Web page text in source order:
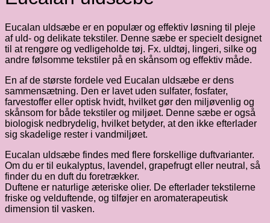
Eucalan uldsæbe er en populær og effektiv løsning til pleje
af uld- og delikate tekstiler. Denne sæbe er specielt designet
til at rengøre og vedligeholde tøj. Fx. uldtøj, lingeri, silke og
andre følsomme tekstiler på en skånsom og effektiv måde.
En af de største fordele ved Eucalan uldsæbe er dens
sammensætning. Den er lavet uden sulfater, fosfater,
farvestoffer eller optisk hvidt, hvilket gør den miljøvenlig og
skånsom for både tekstiler og miljøet. Denne sæbe er også
biologisk nedbrydelig, hvilket betyder, at den ikke efterlader
sig skadelige rester i vandmiljøet.
Eucalan uldsæbe findes med flere forskellige duftvarianter.
Om du er til eukalyptus, lavendel, grapefrugt eller neutral, så
finder du en duft du foretrækker.
Duftene er naturlige æteriske olier. De efterlader tekstilerne
friske og velduftende, og tilføjer en aromaterapeutisk
dimension til vasken.